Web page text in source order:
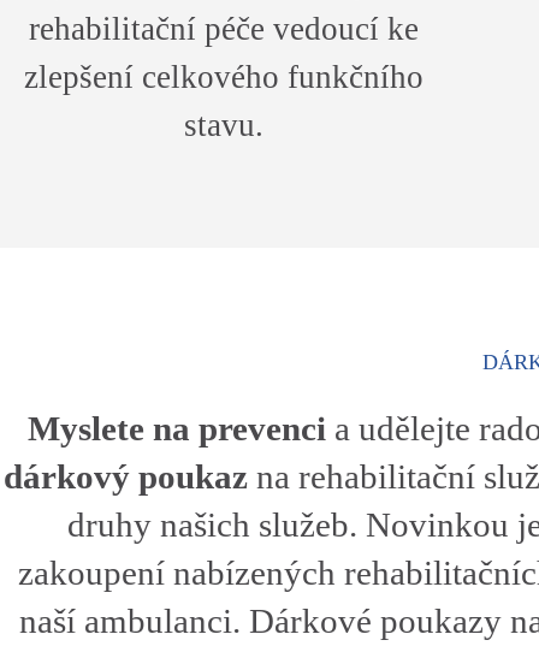
rehabilitační péče vedoucí ke
zlepšení celkového funkčního
stavu.
Myslete na prevenci a udělejte
dárkový poukazna rehabilitační
druhy našich služeb. Novinkou
zakoupení nabízených
naší ambulanci. Dárkové poukazy